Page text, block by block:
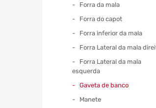
Forra da mala
Forra do capot
Forra inferior da mala
Forra Lateral da mala
Forra Lateral da mala
esquerda
Gaveta de banco
Manete